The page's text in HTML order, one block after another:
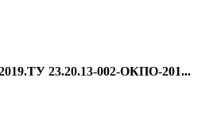
23.20.13-002-ОКПО-201...